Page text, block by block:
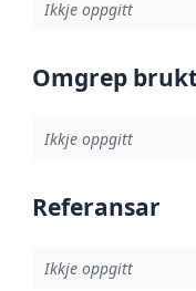
Ikkje oppgitt
Omgrep
Ikkje oppgitt
Referansar
Ikkje oppgitt